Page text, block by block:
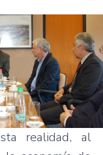
realidad, al